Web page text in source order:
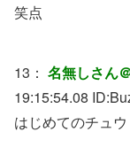
笑点
13： 名無しさん
19:15:54.08 ID:
はじめてのチュウ